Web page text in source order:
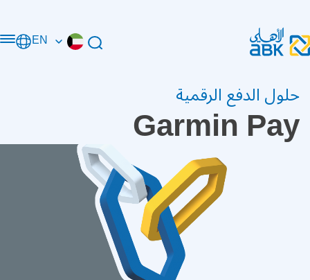
EN
حلول الدفع الرقمية
Garmin Pay